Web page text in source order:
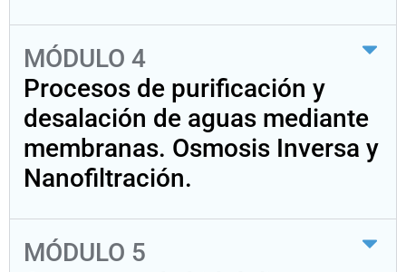
MÓDULO 4
Procesos de purificación y
desalación de aguas mediante
membranas. Osmosis Inversa y
Nanofiltración.
MÓDULO 5